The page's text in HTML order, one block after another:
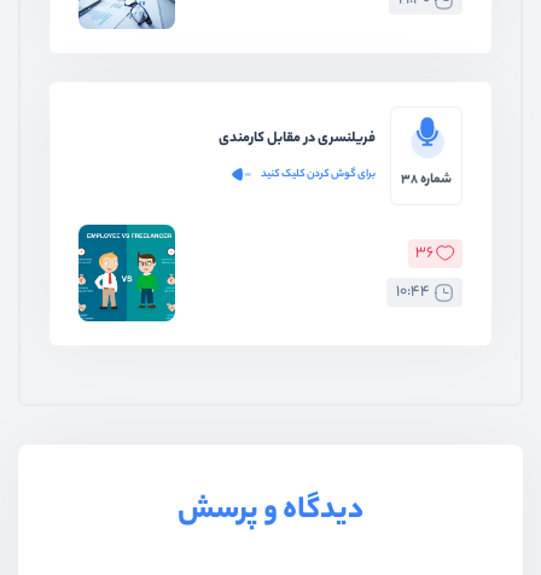
شماره 38
فریلنسری در مقابل کارمندی
برای گوش کردن کلیک کنید
36
10:44
دیدگاه و پرسش